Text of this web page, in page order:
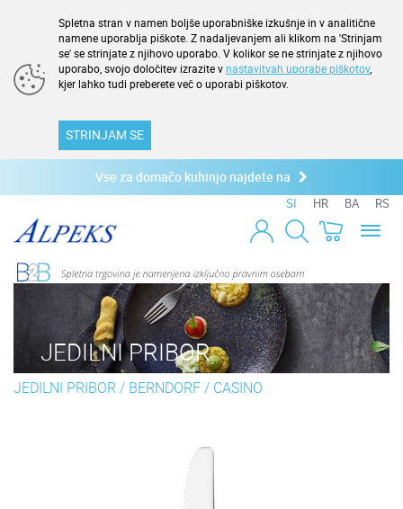
Spletna stran v namen boljše uporabniške izkušnje in v analitične
namene uporablja piškote. Z nadaljevanjem ali klikom na 'Strinjam
se' se strinjate z njihovo uporabo. V kolikor se ne strinjate z njihovo
uporabo, svojo določitev izrazite vnastavitvah uporabe piškotov,
kjer lahko tudi preberete več o uporabi piškotov.
STRINJAM SE
Vse za domačo kuhinjo najdete na
SI HR BA
RS
Toggle
JEDILNI PRIBOR
JEDILNI PRIBOR/ BERNDORF/ CASINO